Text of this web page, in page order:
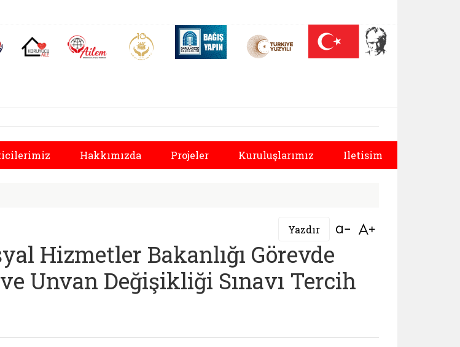
açılır)
Alo 144 (yeni sekmede açılır)Koruyucu Aile (yeni sekmede açılır)
AİLEM İletişim Merkezi (yeni sekmede açılır)
Aile ve Nüfus On Yılı (yeni sekmede açılır)Darülaceze bağış sayfası (yeni sekmede açılır)
Hakkımızda Projeler Kuruluşlarımız Iletisim
İl Müdürlüğü | https://
Sonraki
Yazdır Bağlantıyı aç
Hizmetler Bakanlığı Görevde
Unvan Değişikliği Sınavı Tercih